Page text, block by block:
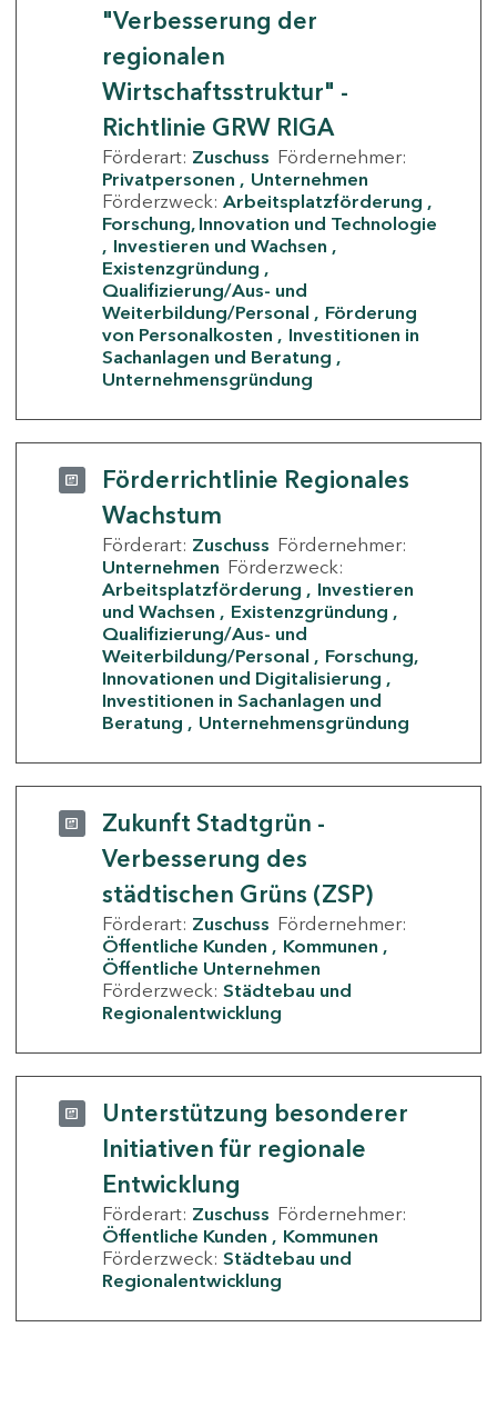
"Verbesserung der
regionalen
Wirtschaftsstruktur" -
Richtlinie GRW RIGA
Förderart: Zuschuss Fördernehmer:
Privatpersonen
Unternehmen
Förderzweck: Arbeitsplatzförderung
Forschung, Innovation und Technologie
Investieren und Wachsen
Existenzgründung
Qualifizierung/Aus- und
Weiterbildung/Personal
Förderung
von Personalkosten
Investitionen in
Sachanlagen und Beratung
Unternehmensgründung
Förderrichtlinie Regionales
Wachstum
Förderart: Zuschuss Fördernehmer:
Unternehmen Förderzweck:
Arbeitsplatzförderung
Investieren
und Wachsen
Existenzgründung
Qualifizierung/Aus- und
Weiterbildung/Personal
Forschung,
Innovationen und Digitalisierung
Investitionen in Sachanlagen und
Beratung
Unternehmensgründung
Zukunft Stadtgrün -
Verbesserung des
städtischen Grüns (ZSP)
Förderart: Zuschuss Fördernehmer:
Öffentliche Kunden
Kommunen
Öffentliche Unternehmen
Förderzweck: Städtebau und
Regionalentwicklung
Unterstützung besonderer
Initiativen für regionale
Entwicklung
Förderart: Zuschuss Fördernehmer:
Öffentliche Kunden
Kommunen
Förderzweck: Städtebau und
Regionalentwicklung